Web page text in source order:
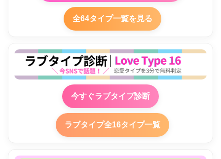
全64タイプ一覧を見る
今すぐラブタイプ診断
ラブタイプ全16タイプ一覧